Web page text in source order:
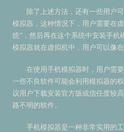
除了上述方法，还有一些用户
模拟器，这种情况下，用户需要在
统”，然后再在这个系统中安装手机
模拟器就在虚拟机中，用户可以像
在使用手机模拟器时，用户需
一些不良软件可能会利用模拟器的
议用户下载安装官方版或信任度较
路不明的软件。
手机模拟器是一种非常实用的